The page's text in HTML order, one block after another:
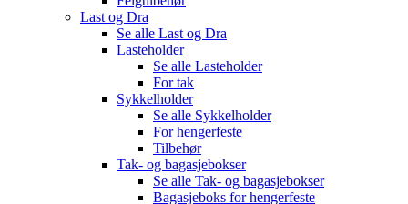
Last og Dra
Se alle Last og Dra
Lasteholder
Se alle Lasteholder
For tak
Sykkelholder
Se alle Sykkelholder
For hengerfeste
Tilbehør
Tak- og bagasjebokser
Se alle Tak- og bagasjebokser
Bagasjeboks for hengerfeste